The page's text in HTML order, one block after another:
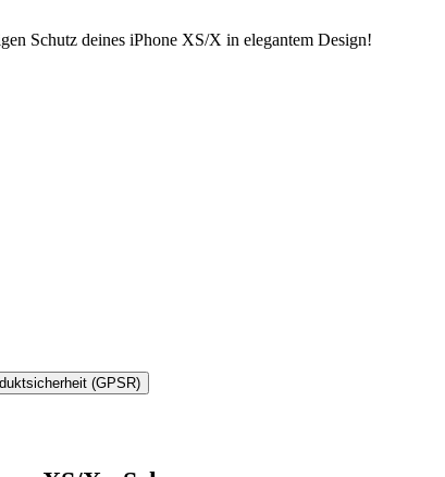
Schutz deines iPhone XS/X in elegantem Design!
(GPSR)